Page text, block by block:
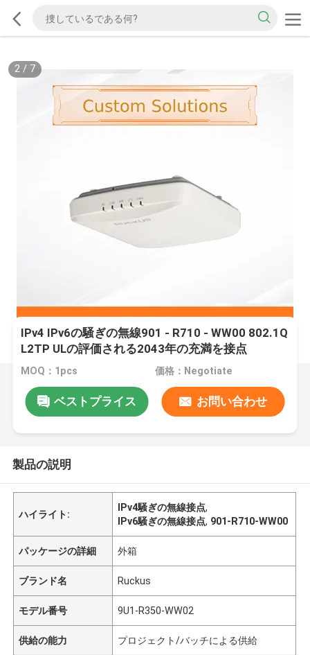
2/ 7
IPv4 IPv6の騒ぎの無線901 - R710 - WW00 802.1Q
L2TP ULの評価される2043年の充満を接点
MOQ：1pcs 価格：Negotiate
ベストプライス お問い合わせ
製品の説明
ハイライト:
IPv4騒ぎの無線接点,
IPv6騒ぎの無線接点, 901-R710-WW00
パッケージの詳細 外箱
ブランド名 Ruckus
モデル番号 9U1-R350-WW02
供給の能力 プロジェクト/バッチによる供給